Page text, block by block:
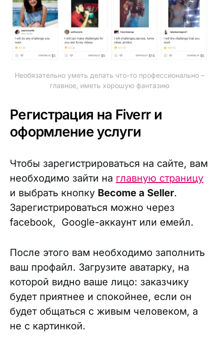
Необязательно уметь делать что-то профессионально –
главное, иметь хорошую фантазию
Регистрация на Fiverr и
оформление услуги
Чтобы зарегистрироваться на сайте, вам
необходимо зайти на главную страницу
и выбрать кнопку Become a Seller.
Зарегистрироваться можно через
facebook, Google-аккаунт или емейл.
После этого вам необходимо заполнить
ваш профайл. Загрузите аватарку, на
которой видно ваше лицо: заказчику
будет приятнее и спокойнее, если он
будет общаться с живым человеком, а
не с картинкой.